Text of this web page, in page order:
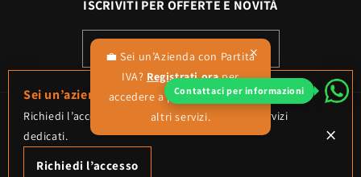
💼 Sei un’Azienda con Partita
IVA? Registrati oraper
accedere a prezzi riservati e
altri servizi.
×
Sei un’azienda?
Richiedi l’accesso all’area riservata e scopri i servizi
dedicati.
Richiedi l’accesso
×
Contattaci per informazioni
ISCRIVITI PER OFFERTE E NOVITÀ
Email
Payment
methods